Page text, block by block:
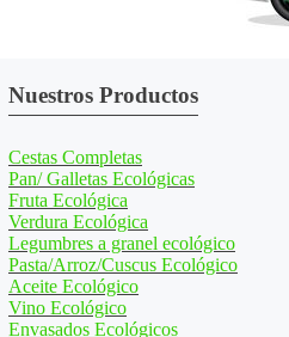
Nuestros Productos
Cestas Completas
Pan/ Galletas Ecológicas
Fruta Ecológica
Verdura Ecológica
Legumbres a granel ecológico
Pasta/Arroz/Cuscus Ecológico
Aceite Ecológico
Vino Ecológico
Envasados Ecológicos